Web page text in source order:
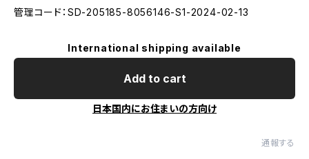
管理コード：SD-205185-8056146-S1-2024-02-13
International shipping available
Add to cart
日本国内にお住まいの方向け
通報する